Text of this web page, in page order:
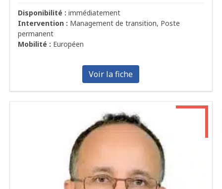
Disponibilité :immédiatement
Intervention : Management de transition, Poste
permanent
Mobilité : Européen
Voir la fiche